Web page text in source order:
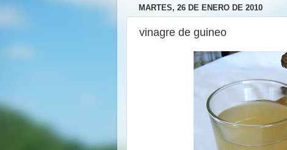
MARTES, 26 DE ENERO DE 2010
vinagre de guineo